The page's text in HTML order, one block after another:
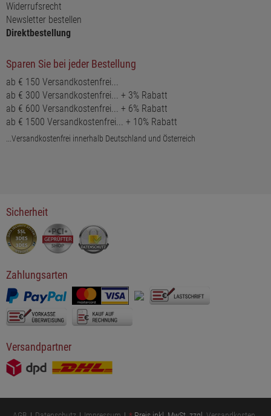
Widerrufsrecht
Newsletter bestellen
Direktbestellung
Sparen Sie bei jeder Bestellung
ab € 150 Versandkostenfrei...
ab € 300 Versandkostenfrei... + 3% Rabatt
ab € 600 Versandkostenfrei... + 6% Rabatt
ab € 1500 Versandkostenfrei... + 10% Rabatt
...Versandkostenfrei innerhalb Deutschland und Österreich
Sicherheit
Zahlungsarten
Versandpartner